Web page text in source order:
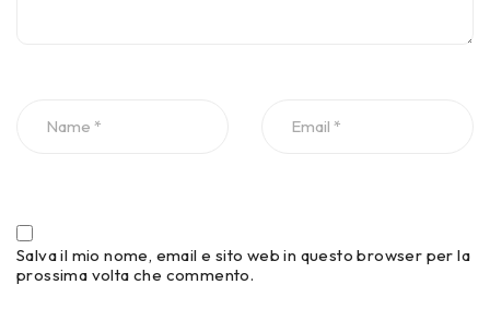
Salva il mio nome, email e sito web in questo browser per la
prossima volta che commento.